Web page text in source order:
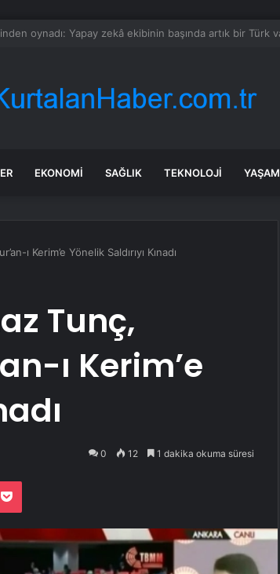
EKONOMI SAĞLIK TEKNOLOJI YAŞAM
ı Kerim’e Yönelik Saldırıyı Kınadı
Tunç,
ı Kerim’e
0 12 1 dakika okuma süresi
Pocket